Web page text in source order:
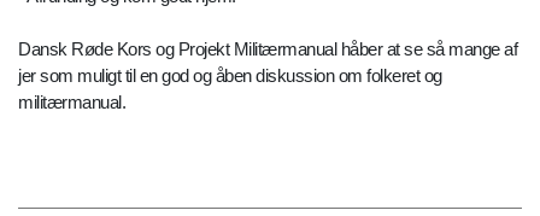
Dansk Røde Kors og Projekt Militærmanual håber at se så mange af
jer som muligt til en god og åben diskussion om folkeret og
militærmanual.